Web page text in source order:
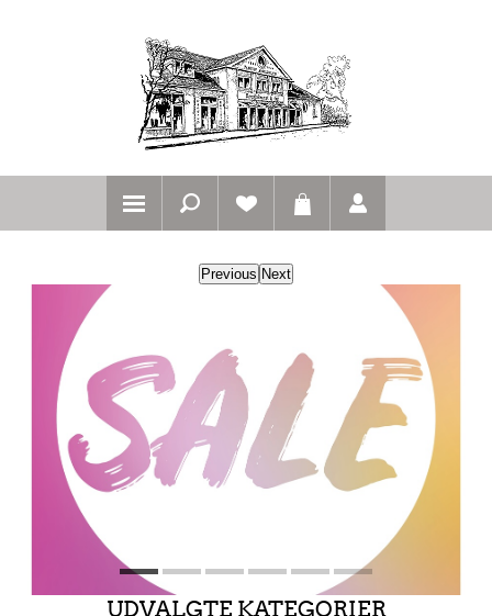
Previous Next
UDVALGTE KATEGORIER